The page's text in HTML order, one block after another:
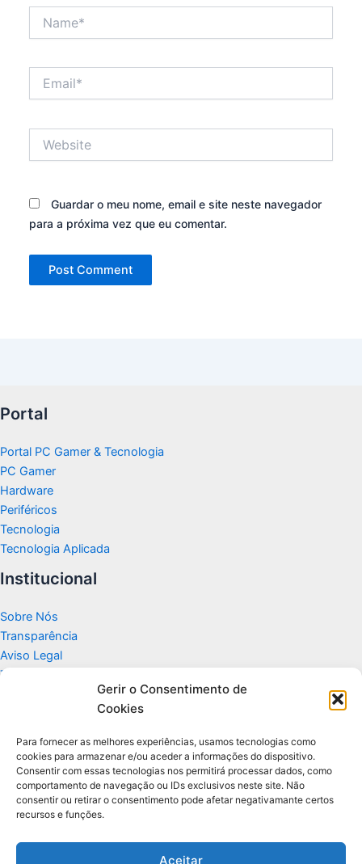
Gerir o Consentimento de
Cookies
Para fornecer as melhores experiências, usamos tecnologias como
cookies para armazenar e/ou aceder a informações do dispositivo.
Consentir com essas tecnologias nos permitirá processar dados, como
comportamento de navegação ou IDs exclusivos neste site. Não
consentir ou retirar o consentimento pode afetar negativamante certos
recursos e funções.
Aceitar
Guardar o meu nome, email e site neste navegador
para a próxima vez que eu comentar.
Portal
Portal PC Gamer & Tecnologia
PC Gamer
Hardware
Periféricos
Tecnologia
Tecnologia Aplicada
Institucional
Sobre Nós
Transparência
Aviso Legal
Termos de Uso
Politicas de Privacidade e Cookies
Apoio
Glossário de Tecnologia
Portal editorial independente sobre tecnologia, PC Gamer e guias